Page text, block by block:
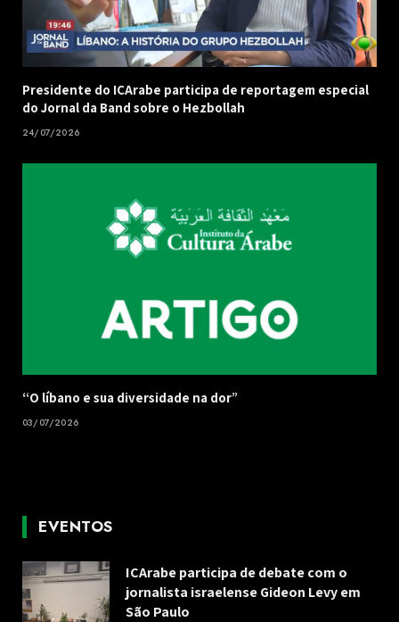
Presidente do ICArabe participa de reportagem especial
do Jornal da Band sobre o Hezbollah
24/07/2026
“O líbano e sua diversidade na dor”
03/07/2026
EVENTOS
ICArabe participa de debate com o
jornalista israelense Gideon Levy em
São Paulo